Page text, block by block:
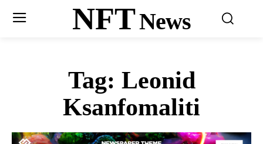
NFTNews
Tag: Leonid
Ksanfomaliti